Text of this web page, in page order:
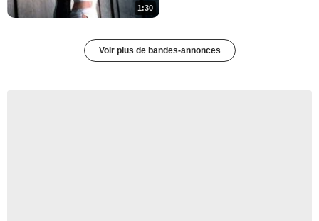
1:30
Voir plus de bandes-annonces